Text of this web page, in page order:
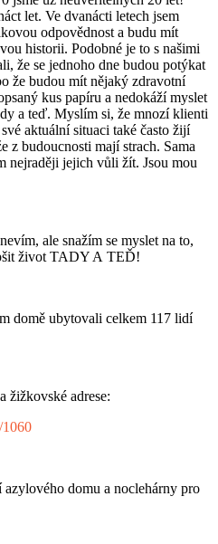
let. Ve dvanácti letech jsem
odpovědnost a budu mít
historii. Podobné je to s našimi
že se jednoho dne budou potýkat
že budou mít nějaký zdravotní
kus papíru a nedokáží myslet
a teď. Myslím si, že mnozí klienti
aktuální situaci také často žijí
z budoucnosti mají strach. Sama
nejraději jejich vůli žít. Jsou mou
ale snažím se myslet na to,
život TADY A TEĎ!
domě ubytovali celkem 117 lidí
žižkovské adrese:
domu a noclehárny pro